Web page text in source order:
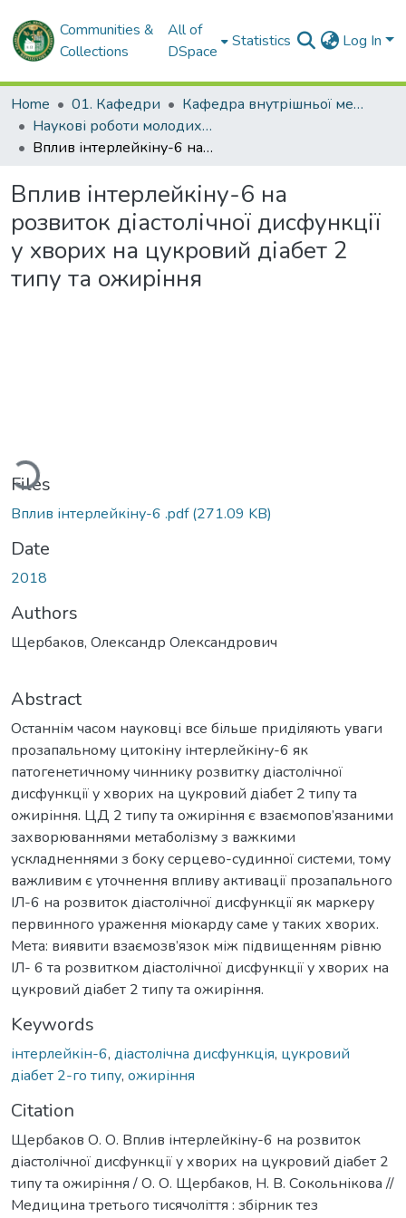
Communities &
Collections
All of
DSpace
Statistics Log In
Home 01. Кафедри
Кафедра внутрішньої медицини № 3 та ендокринології
Наукові роботи молодих дослідників. Кафедра внутрішньої медицини № 3 та ендокринології
Вплив інтерлейкіну-6 на розвиток діастолічної дисфункції у хворих на цукровий діабет 2 типу та ожиріння
Вплив інтерлейкіну-6 на
розвиток діастолічної дисфункції
у хворих на цукровий діабет 2
типу та ожиріння
Files
Вплив інтерлейкіну-6 .pdf(271.09 KB)
Date
2018
Authors
Щербаков, Олександр Олександрович
Abstract
Останнім часом науковці все більше приділяють уваги
прозапальному цитокіну інтерлейкіну-6 як
патогенетичному чиннику розвитку діастолічної
дисфункції у хворих на цукровий діабет 2 типу та
ожиріння. ЦД 2 типу та ожиріння є взаємопов’язаними
захворюваннями метаболізму з важкими
ускладненнями з боку серцево-судинної системи, тому
важливим є уточнення впливу активації прозапального
ІЛ-6 на розвиток діастолічної дисфункції як маркеру
первинного ураження міокарду саме у таких хворих.
Мета: виявити взаємозв’язок між підвищенням рівню
ІЛ- 6 та розвитком діастолічної дисфункції у хворих на
цукровий діабет 2 типу та ожиріння.
Keywords
інтерлейкін-6, діастолічна дисфункція, цукровий
діабет 2-го типу, ожиріння
Citation
Щербаков О. О. Вплив інтерлейкіну-6 на розвиток
діастолічної дисфункції у хворих на цукровий діабет 2
типу та ожиріння / О. О. Щербаков, Н. В. Сокольнікова //
Медицина третього тисячоліття : збірник тез